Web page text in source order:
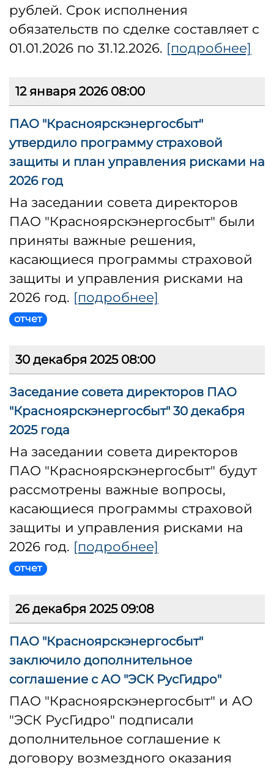
рублей. Срок исполнения
обязательств по сделке составляет с
01.01.2026 по 31.12.2026. [подробнее]
12 января 2026 08:00
ПАО "Красноярскэнергосбыт"
утвердило программу страховой
защиты и план управления рисками на
2026 год
На заседании совета директоров
ПАО "Красноярскэнергосбыт" были
приняты важные решения,
касающиеся программы страховой
защиты и управления рисками на
2026 год. [подробнее]
отчет
30 декабря 2025 08:00
Заседание совета директоров ПАО
"Красноярскэнергосбыт" 30 декабря
2025 года
На заседании совета директоров
ПАО "Красноярскэнергосбыт" будут
рассмотрены важные вопросы,
касающиеся программы страховой
защиты и управления рисками на
2026 год. [подробнее]
отчет
26 декабря 2025 09:08
ПАО "Красноярскэнергосбыт"
заключило дополнительное
соглашение с АО "ЭСК РусГидро"
ПАО "Красноярскэнергосбыт" и АО
"ЭСК РусГидро" подписали
дополнительное соглашение к
договору возмездного оказания